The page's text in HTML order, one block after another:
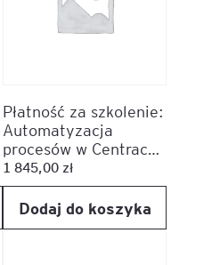
Płatność za szkolenie:
Automatyzacja
procesów w Centrach
Usług Wspólnych
(SSC). Droga od
klasycznego RPA do
1 845,00 zł
Dodaj do koszyka